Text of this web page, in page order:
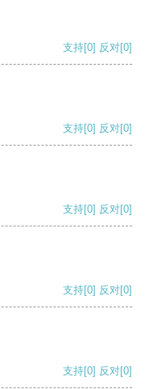
支持[0] 反对[0]
支持[0] 反对[0]
支持[0] 反对[0]
支持[0] 反对[0]
支持[0] 反对[0]